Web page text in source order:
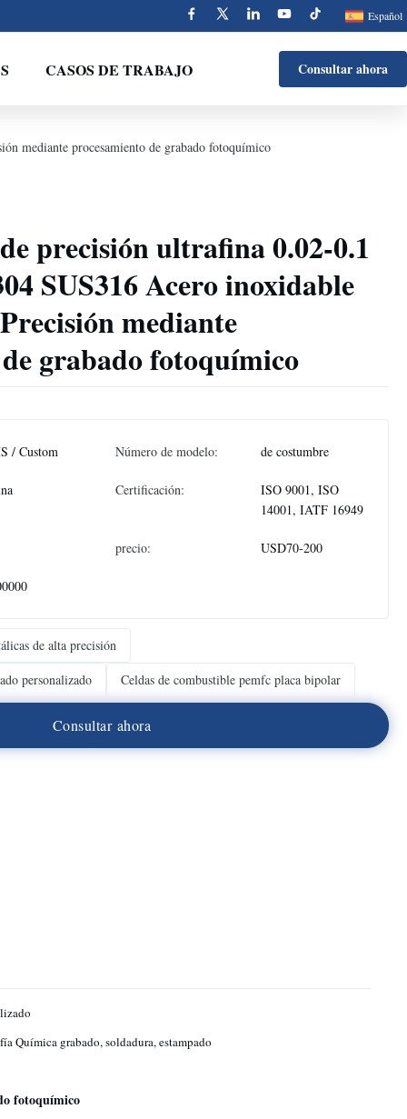
Español
CASOS DE TRABAJO Consultar ahora
mediante procesamiento de grabado fotoquímico
precisión ultrafina 0.02-0.1
SUS316 Acero inoxidable
mediante
grabado fotoquímico
/ Custom Número de modelo: de costumbre
Certificación:
ISO 9001, ISO
14001, IATF 16949
precio: USD70-200
de alta precisión
personalizado
Celdas de combustible pemfc placa bipolar
Consultar ahora
Química grabado, soldadura, estampado
fotoquímico